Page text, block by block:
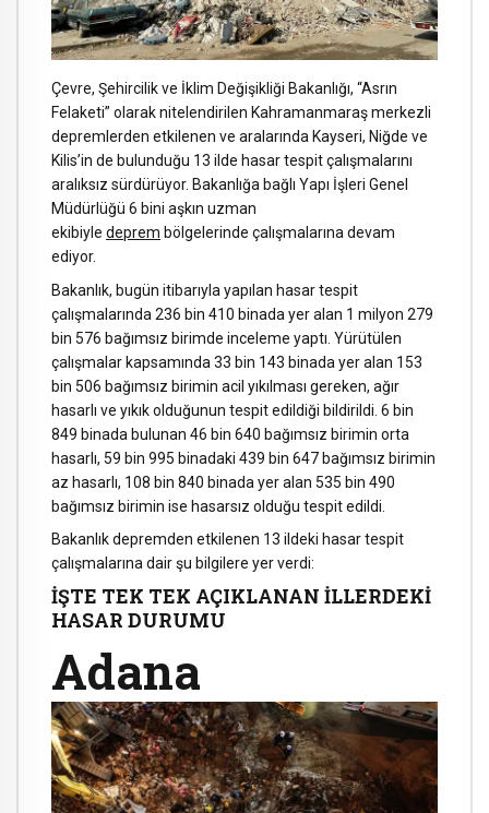
Çevre, Şehircilik ve İklim Değişikliği Bakanlığı, “Asrın
Felaketi” olarak nitelendirilen Kahramanmaraş merkezli
depremlerden etkilenen ve aralarında Kayseri, Niğde ve
Kilis’in de bulunduğu 13 ilde hasar tespit çalışmalarını
aralıksız sürdürüyor. Bakanlığa bağlı Yapı İşleri Genel
Müdürlüğü 6 bini aşkın uzman
ekibiyle deprem bölgelerinde çalışmalarına devam
ediyor.
Bakanlık, bugün itibarıyla yapılan hasar tespit
çalışmalarında 236 bin 410 binada yer alan 1 milyon 279
bin 576 bağımsız birimde inceleme yaptı. Yürütülen
çalışmalar kapsamında 33 bin 143 binada yer alan 153
bin 506 bağımsız birimin acil yıkılması gereken, ağır
hasarlı ve yıkık olduğunun tespit edildiği bildirildi. 6 bin
849 binada bulunan 46 bin 640 bağımsız birimin orta
hasarlı, 59 bin 995 binadaki 439 bin 647 bağımsız birimin
az hasarlı, 108 bin 840 binada yer alan 535 bin 490
bağımsız birimin ise hasarsız olduğu tespit edildi.
Bakanlık depremden etkilenen 13 ildeki hasar tespit
çalışmalarına dair şu bilgilere yer verdi:
İŞTE TEK TEK AÇIKLANAN İLLERDEKİ
HASAR DURUMU
Adana